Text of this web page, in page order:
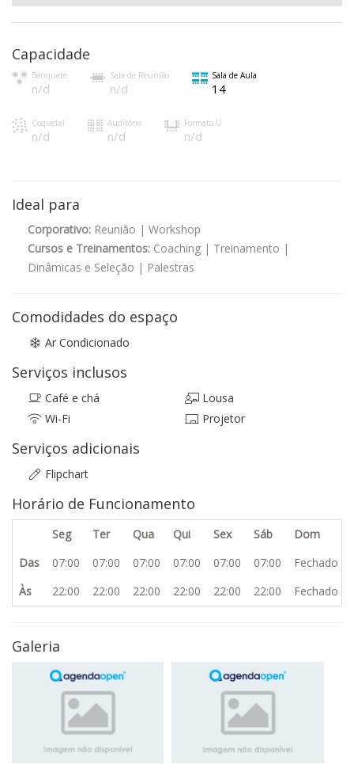
Capacidade
Banquete
n/d
Sala de Reunião
n/d
Sala de Aula
14
Coquetel
n/d
Auditório
n/d
Formato U
n/d
Ideal para
Corporativo: Reunião | Workshop
Cursos e Treinamentos: Coaching | Treinamento |
Dinâmicas e Seleção | Palestras
Comodidades do espaço
Ar Condicionado
Serviços inclusos
Café e chá
Lousa
Wi-Fi
Projetor
Serviços adicionais
Flipchart
Horário de Funcionamento
Seg Ter Qua Qui Sex Sáb
Dom
Das
07:00 07:00 07:00 07:00 07:00 07:00
Fechado
Às
22:00 22:00 22:00 22:00 22:00 22:00 Fechado
Galeria